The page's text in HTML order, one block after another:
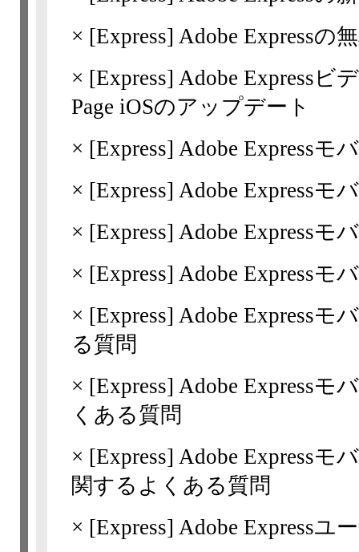
× [Express] Adobe Expressの
× [Express] Adobe Expressビ
Page iOSのアップデート
× [Express] Adobe Expressモ
× [Express] Adobe Expressモ
× [Express] Adobe Expressモ
× [Express] Adobe Expressモ
× [Express] Adobe Expressモ
る質問
× [Express] Adobe Expressモ
くある質問
× [Express] Adobe Expressモ
関するよくある質問
× [Express] Adobe Expressユ